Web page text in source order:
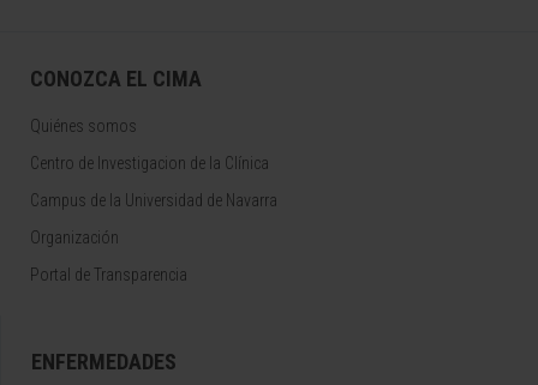
CONOZCA EL CIMA
Quiénes somos
Centro de Investigacion de la Clínica
Campus de la Universidad de Navarra
Organización
Portal de Transparencia
ENFERMEDADES